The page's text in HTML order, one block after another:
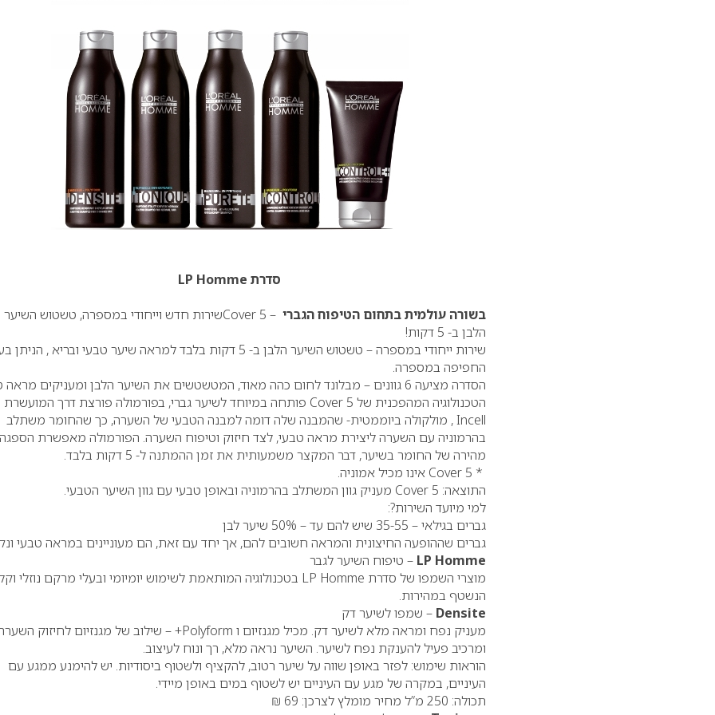
סדרת LP Homme
בשורה עולמית בתחום הטיפוח הגברי –
Cover 5שירות חדש וייחודי במספרה, טשטוש השיער
הלבן ב- 5 דקות!
שירות ייחודי במספרה – טשטוש השיער הלבן ב- 5 דקות בלבד למראה שיער טבעי ובריא ,
החפיפה במספרה.
הסדרה מציעה 6 גוונים – מבלונד לחום כהה מאוד, המטשטשים את השיער הלבן ומעניקים מראה טבעי.
הטכנולוגיה המהפכנית של Cover 5 פותחה במיוחד לשיער גברי, בפורמולה פורצת דרך
Incell, מולקולה ביוממטית- שהמבנה שלה דומה למבנה הטבעי של השערה, כך שהחומר משתלב
בהרמוניה עם השערה ליצירת מראה טבעי, לצד חיזוק וטיפוח השערה. הפורמולה מאפשרת הספגה
מהירה של החומר בשיער, דבר המקצר משמעותית את זמן ההמתנה ל- 5 דקות בלבד.
*
Cover 5 אינו מכיל אמוניה.
התוצאה: Cover 5 מעניק גוון המשתלב בהרמוניה ובאופן טבעי עם גוון השיער הטבעי.
למי מיועד השירות?:
גברים בגילאי – 35-55 שיש להם עד – 50% שיער לבן
גברים שההופעה החיצונית והמראה חשובים להם, אך יחד עם זאת, הם מעוניינים במראה טבעי
LP Homme – טיפוח השיער לגבר
מוצרי השמפו של סדרת LP Homme בטכנולוגיה המותאמת לשימוש יומיומי ובעלי מרקם נוזלי
הנשטף במהירות.
Densite – שמפו לשיער דק
מעניק נפח ומראה מלא לשיער דק. מכיל מגנזיום ו Polyform+ – שילוב של מגנזיום לחיזוק
ומרכיב פעיל להענקת נפח לשיער. השיער נראה מלא, רך ונוח לעיצוב.
הוראות שימוש: לפזר באופן שווה על שיער רטוב, להקציף ולשטוף ביסודיות. יש להימנע ממגע עם
העיניים, במקרה של מגע עם העיניים יש לשטוף במים באופן מיידי.
תכולה: 250 מ”ל מחיר מומלץ לצרכן: 69 ₪